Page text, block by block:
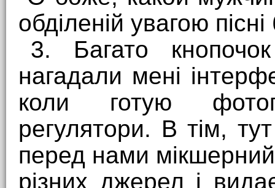
обділеній увагою
3. Багато
нагадали мені
коли готую
регулятори. В тім,
перед нами
різних джерел і